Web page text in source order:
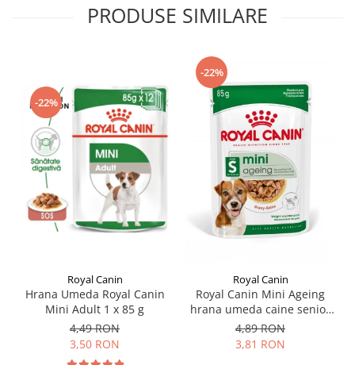
PRODUSE SIMILARE
-22%
Royal Canin
Hrana Umeda Royal Canin
Mini Adult 1 x 85 g
4,49 RON
3,50 RON
-22%
Royal Canin
Royal Canin Mini Ageing
hrana umeda caine senior
(in sos), 1 x 85 g
4,89 RON
3,81 RON